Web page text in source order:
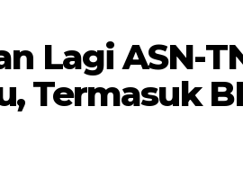
Lagi ASN-
Termasuk